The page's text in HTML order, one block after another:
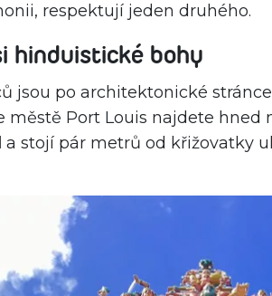
respektují jeden druhého.
hinduistické bohy
jsou po architektonické
městě Port Louis najdete hned
a stojí pár metrů od křižovatky